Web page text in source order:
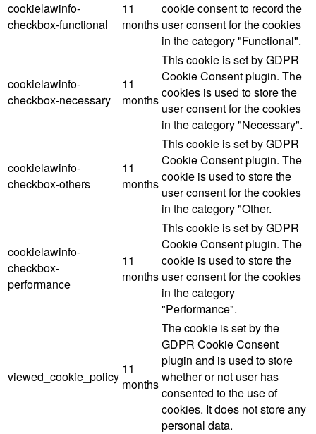
cookielawinfo-
checkbox-functional
11
months
cookie consent to record the
user consent for the cookies
in the category "Functional".
cookielawinfo-
checkbox-necessary
11
months
This cookie is set by GDPR
Cookie Consent plugin. The
cookies is used to store the
user consent for the cookies
in the category "Necessary".
cookielawinfo-
checkbox-others
11
months
This cookie is set by GDPR
Cookie Consent plugin. The
cookie is used to store the
user consent for the cookies
in the category "Other.
cookielawinfo-
checkbox-
performance
11
months
This cookie is set by GDPR
Cookie Consent plugin. The
cookie is used to store the
user consent for the cookies
in the category
"Performance".
viewed_cookie_policy
11
months
The cookie is set by the
GDPR Cookie Consent
plugin and is used to store
whether or not user has
consented to the use of
cookies. It does not store any
personal data.